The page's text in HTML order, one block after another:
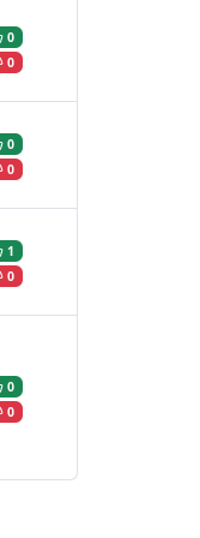
0
0
0
0
1
0
0
0